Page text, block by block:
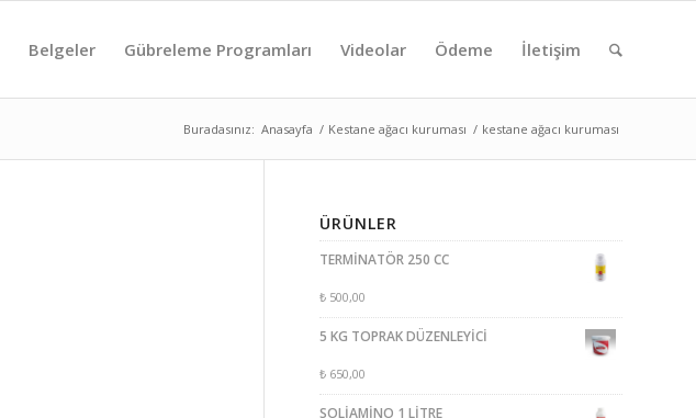
Belgeler Gübreleme Programları Videolar Ödeme İletişim
Buradasınız: Anasayfa / Kestane ağacı kuruması / kestane ağacı kuruması
ÜRÜNLER
TERMİNATÖR 250 CC
₺ 500,00
5 KG TOPRAK DÜZENLEYİCİ
₺ 650,00
SOLİAMİNO 1 LİTRE